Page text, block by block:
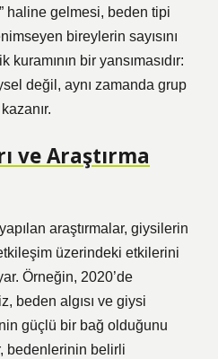
haline gelmesi, beden tipi
bireylerin sayısını
bir yansımasıdır:
değil, aynı zamanda grup
ve Araştırma
araştırmalar, giysilerin
üzerindeki etkilerini
Örneğin, 2020’de
beden algısı ve giysi
güçlü bir bağ olduğunu
bedenlerinin belirli